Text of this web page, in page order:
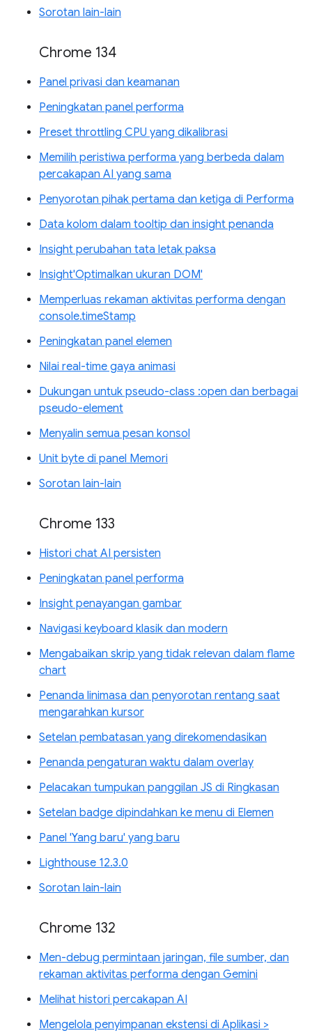
Sorotan lain-lain
Chrome 134
Panel privasi dan keamanan
Peningkatan panel performa
Preset throttling CPU yang dikalibrasi
Memilih peristiwa performa yang berbeda dalam
percakapan AI yang sama
Penyorotan pihak pertama dan ketiga di Performa
Data kolom dalam tooltip dan insight penanda
Insight perubahan tata letak paksa
Insight'Optimalkan ukuran DOM'
Memperluas rekaman aktivitas performa dengan
console.timeStamp
Peningkatan panel elemen
Nilai real-time gaya animasi
Dukungan untuk pseudo-class :open dan berbagai
pseudo-element
Menyalin semua pesan konsol
Unit byte di panel Memori
Sorotan lain-lain
Chrome 133
Histori chat AI persisten
Peningkatan panel performa
Insight penayangan gambar
Navigasi keyboard klasik dan modern
Mengabaikan skrip yang tidak relevan dalam flame
chart
Penanda linimasa dan penyorotan rentang saat
mengarahkan kursor
Setelan pembatasan yang direkomendasikan
Penanda pengaturan waktu dalam overlay
Pelacakan tumpukan panggilan JS di Ringkasan
Setelan badge dipindahkan ke menu di Elemen
Panel 'Yang baru' yang baru
Lighthouse 12.3.0
Sorotan lain-lain
Chrome 132
Men-debug permintaan jaringan, file sumber, dan
rekaman aktivitas performa dengan Gemini
Melihat histori percakapan AI
Mengelola penyimpanan ekstensi di Aplikasi >